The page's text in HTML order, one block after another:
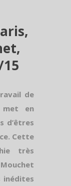
de
met en
d’êtres
Cette
très
inédites